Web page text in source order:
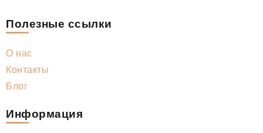
Полезные ссылки
О нас
Контакты
Блог
Информация